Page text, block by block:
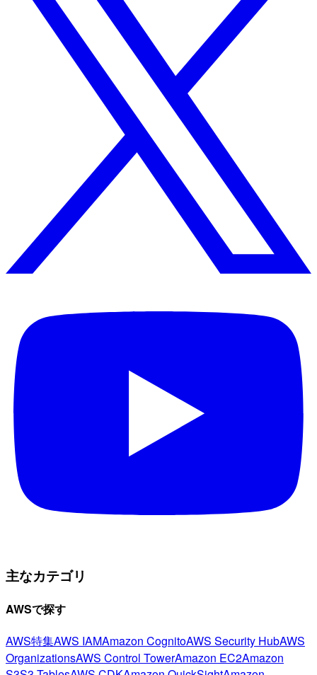
主なカテゴリ
AWSで探す
AWS特集AWS IAMAmazon CognitoAWS Security HubAWS
OrganizationsAWS Control TowerAmazon EC2Amazon